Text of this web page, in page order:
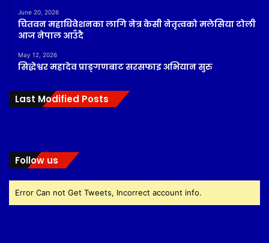
June 20, 2026
चितवन महाधिवेशनका लागि नेत्र केसी नेतृत्वको मलेसिया टोली
आज नेपाल आउँदै
May 12, 2026
सिद्धेश्वर महादेव प्राङ्गणबाट सरसफाइ अभियान सुरु
Last Modified Posts
Follow us
Error Can not Get Tweets, Incorrect account info.